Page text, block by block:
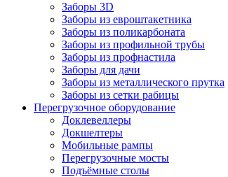
Заборы 3D
Заборы из евроштакетника
Заборы из поликарбоната
Заборы из профильной трубы
Заборы из профнастила
Заборы для дачи
Заборы из металлического прутка
Заборы из сетки рабицы
Перегрузочное оборудование
Доклевеллеры
Докшелтеры
Мобильные рампы
Перегрузочные мосты
Подъёмные столы